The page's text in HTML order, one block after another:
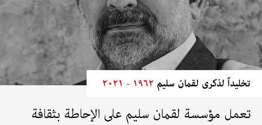
تخليداً لذكرى لقمان سليم ١٩٦٢ - ٢٠٢١
تعمل مؤسسة لقمان سليم على الإحاطة بثقافة